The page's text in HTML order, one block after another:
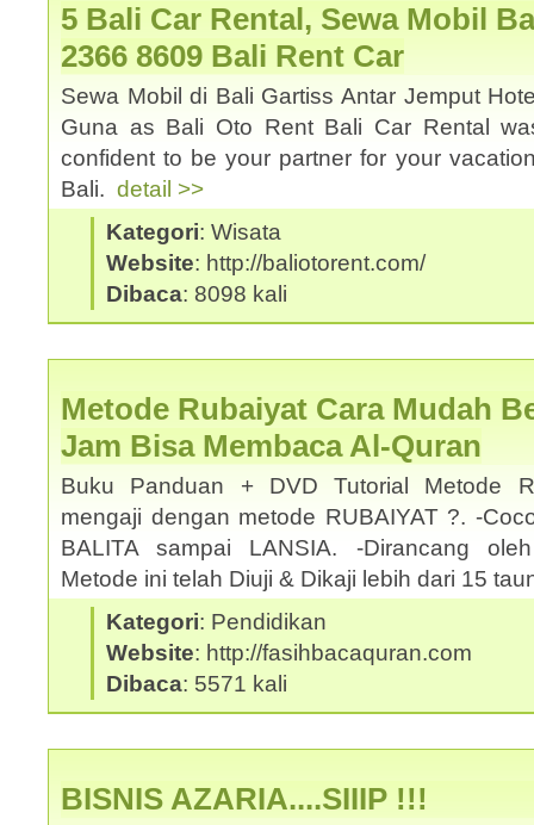
5 Bali Car Rental, Sewa Mobil
2366 8609 Bali Rent Car
Sewa Mobil di Bali Gartiss Antar Jemput
Guna as Bali Oto Rent Bali Car Rental
confident to be your partner for your
Bali. detail >>
Kategori: Wisata
Website: http://baliotorent.com/
Dibaca: 8098 kali
Metode Rubaiyat Cara Mudah
Jam Bisa Membaca Al-Quran
Buku Panduan + DVD Tutorial Metode
mengaji dengan metode RUBAIYAT ?. -
BALITA sampai LANSIA. -Dirancang
Metode ini telah Diuji & Dikaji lebih dari 15
Kategori: Pendidikan
Website: http://fasihbacaquran.com
Dibaca: 5571 kali
BISNIS AZARIA....SIIIP !!!